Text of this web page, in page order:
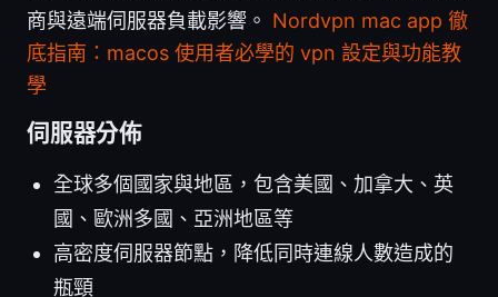
商與遠端伺服器負載影響。 Nordvpn mac app 徹
底指南：macos 使用者必學的 vpn 設定與功能教
學
伺服器分佈
全球多個國家與地區，包含美國、加拿大、英
國、歐洲多國、亞洲地區等
高密度伺服器節點，降低同時連線人數造成的
瓶頸